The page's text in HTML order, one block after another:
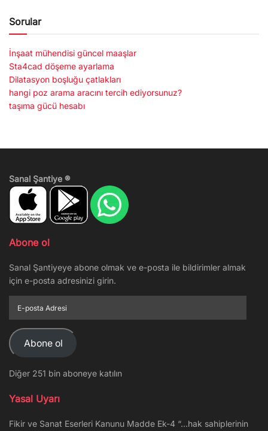
Sorular
İnşaat mühendisi güncel maaşlar
Sta4cad döşeme ayarlama
Dilatasyon boşluğu çatlakları
hangi poz arama aracını tercih ediyorsunuz?
taşıma gücü hesabı
Sanal Şantiye ®
Abone ol
Sanal Şantiyeye abone olmak ve e-posta ile bildirimler almak
için e-posta adresinizi girin.
posta
Adresi
Abone ol
Diğer 251 bin aboneye katılın
Yasal Uyarı
Fikir ve Sanat Eserleri Kanunu Madde Ek-4 “…hak sahiplerinin